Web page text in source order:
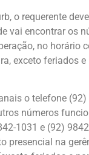
o requerente
vai encontrar os
no horário
exceto feriados
o telefone
números
1031 e (92)
presencial na